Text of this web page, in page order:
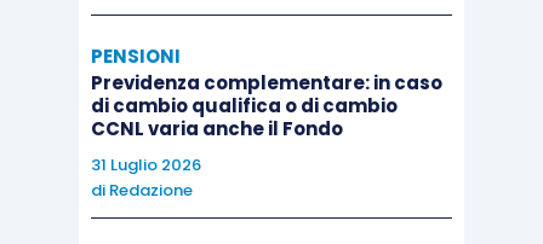
PENSIONI
Previdenza complementare: in caso
di cambio qualifica o di cambio
CCNL varia anche il Fondo
31 Luglio 2026
di Redazione